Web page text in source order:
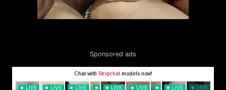
Sponsored ads